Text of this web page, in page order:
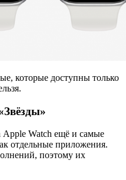
которые доступны только
Watch ещё и самые
отдельные приложения.
поэтому их